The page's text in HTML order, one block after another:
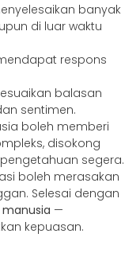
banyak
di luar waktu
respons
balasan
sentimen.
boleh memberi
disokong
segera.
boleh merasakan
Selesai dengan
—
kepuasan.